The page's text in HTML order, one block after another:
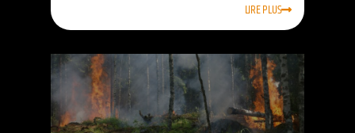
LIRE PLUS